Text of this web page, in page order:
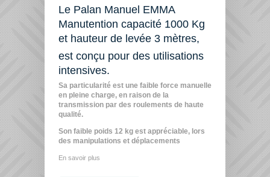
Le Palan Manuel EMMA
Manutention capacité 1000 Kg
et hauteur de levée 3 mètres,
est conçu pour des utilisations
intensives.
Sa particularité est une faible force manuelle
en pleine charge, en raison de la
transmission par des roulements de haute
qualité.
Son faible poids 12 kg est appréciable, lors
des manipulations et déplacements
En savoir plus